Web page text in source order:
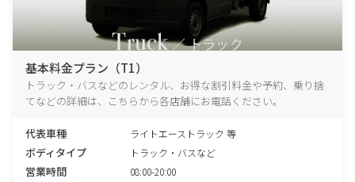
基本料金プラン（T1）
トラック・バスなどのレンタル、お得な割引料金や予約、乗り捨
てなどの詳細は、こちらから各店舗にお電話ください。
代表車種 ライトエーストラック 等
ボディタイプ トラック・バスなど
営業時間 08:00-20:00